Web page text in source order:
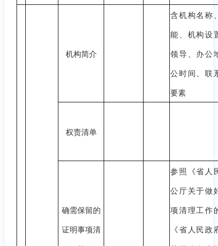
机构简介
含机构名称
能、机构设
领导、办公
公时间、联
要素
权责清单
确需保留的
证明事项清
参照《省人
公厅关于做
项清理工作
《省人民政